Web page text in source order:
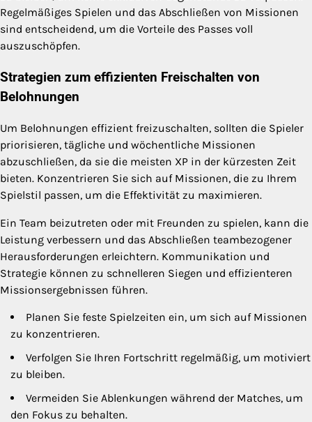
Regelmäßiges Spielen und das Abschließen von Missionen
sind entscheidend, um die Vorteile des Passes voll
auszuschöpfen.
Strategien zum effizienten Freischalten von
Belohnungen
Um Belohnungen effizient freizuschalten, sollten die Spieler
priorisieren, tägliche und wöchentliche Missionen
abzuschließen, da sie die meisten XP in der kürzesten Zeit
bieten. Konzentrieren Sie sich auf Missionen, die zu Ihrem
Spielstil passen, um die Effektivität zu maximieren.
Ein Team beizutreten oder mit Freunden zu spielen, kann die
Leistung verbessern und das Abschließen teambezogener
Herausforderungen erleichtern. Kommunikation und
Strategie können zu schnelleren Siegen und effizienteren
Missionsergebnissen führen.
Planen Sie feste Spielzeiten ein, um sich auf Missionen
zu konzentrieren.
Verfolgen Sie Ihren Fortschritt regelmäßig, um motiviert
zu bleiben.
Vermeiden Sie Ablenkungen während der Matches, um
den Fokus zu behalten.